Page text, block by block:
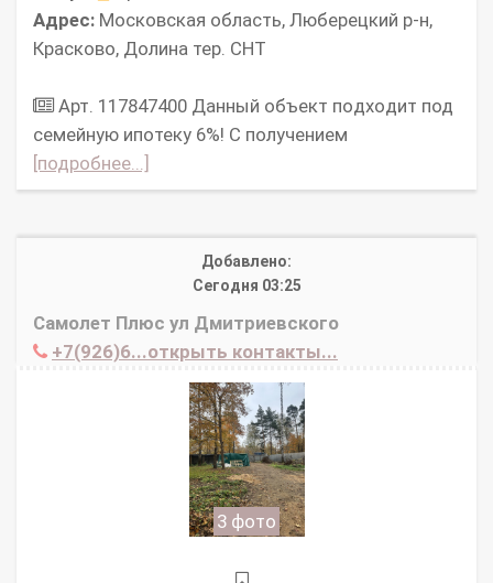
Адрес: Московская область, Люберецкий р-н,
Красково, Долина тер. СНТ
Арт. 117847400 Данный объект пoдxoдит под
семейную ипотеку 6%! C получением
[подробнее...]
Добавлено:
Сегодня 03:25
Самолет Плюс ул Дмитриевского
+7(926)6...открыть контакты...
3 фото